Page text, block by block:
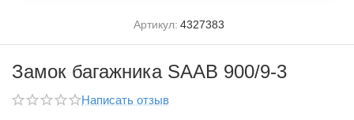
Артикул: 4327383
Замок багажника SAAB 900/9-3
Написать отзыв